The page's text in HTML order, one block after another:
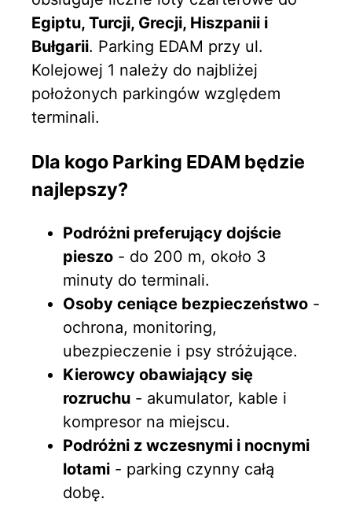
Egiptu, Turcji, Grecji, Hiszpanii i
Bułgarii. Parking EDAM przy ul.
Kolejowej 1 należy do najbliżej
położonych parkingów względem
terminali.
Dla kogo Parking EDAM będzie
najlepszy?
Podróżni preferujący dojście
pieszo - do 200 m, około 3
minuty do terminali.
Osoby ceniące bezpieczeństwo -
ochrona, monitoring,
ubezpieczenie i psy stróżujące.
Kierowcy obawiający się
rozruchu - akumulator, kable i
kompresor na miejscu.
Podróżni z wczesnymi i nocnymi
lotami - parking czynny całą
dobę.